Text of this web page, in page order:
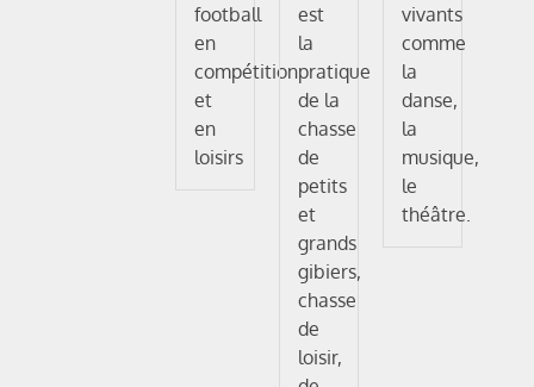
football
en
compétition
et
en
loisirs
est
la
pratique
de la
chasse
de
petits
et
grands
gibiers,
chasse
de
loisir,
vivants
comme
la
danse,
la
musique,
le
théâtre.